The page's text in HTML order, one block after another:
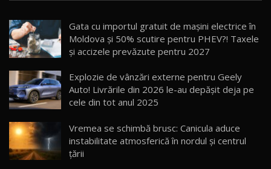
15 14:37
16
AutoBlogMD
13:10
17
Gata cu importul gratuit de mașini electrice în
Moldova și 50% scutire pentru PHEV?! Taxele
și accizele prevăzute pentru 2027
Explozie de vânzări externe pentru Geely
Auto! Livrările din 2026 le-au depășit deja pe
cele din tot anul 2025
Vremea se schimbă brusc: Canicula aduce
instabilitate atmosferică în nordul și centrul
țării